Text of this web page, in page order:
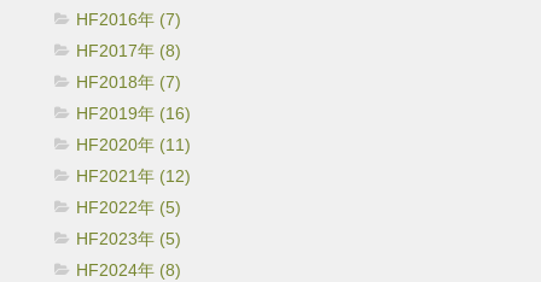
HF2016年 (7)
HF2017年 (8)
HF2018年 (7)
HF2019年 (16)
HF2020年 (11)
HF2021年 (12)
HF2022年 (5)
HF2023年 (5)
HF2024年 (8)